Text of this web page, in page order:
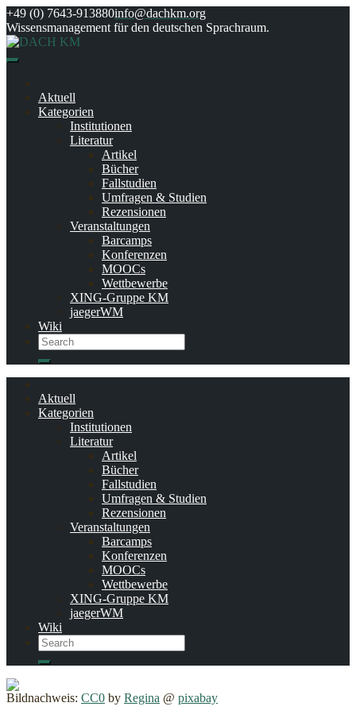
Skip
to
content
+49 (0) 7643-913880info@dachkm.org
Wissensmanagement für den deutschen Sprachraum.
Aktuell
Kategorien
Institutionen
Literatur
Artikel
Bücher
Fallstudien
Umfragen & Studien
Rezensionen
Veranstaltungen
Barcamps
Konferenzen
MOOCs
Wettbewerbe
XING-Gruppe KM
jaegerWM
Wiki
Search
Search
Aktuell
Kategorien
Institutionen
Literatur
Artikel
Bücher
Fallstudien
Umfragen & Studien
Rezensionen
Veranstaltungen
Barcamps
Konferenzen
MOOCs
Wettbewerbe
XING-Gruppe KM
jaegerWM
Wiki
Search
Search
Bildnachweis: CC0 by Regina @ pixabay